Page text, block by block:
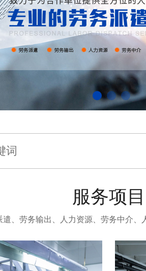
服务项目
遣、劳务输出、人力资源、劳务中介、